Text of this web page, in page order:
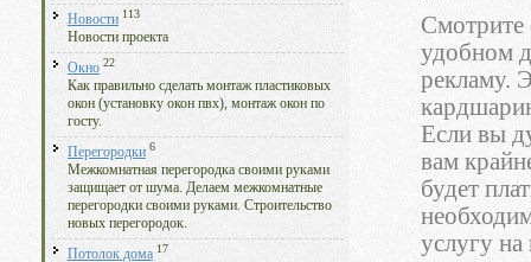
Новости 113
Новости проекта
Окно 22
Как правильно сделать монтаж пластиковых
окон (установку окон пвх), монтаж окон по
госту.
Перегородки 6
Межкомнатная перегородка своими руками
защищает от шума. Делаем межкомнатные
перегородки своими руками. Строительство
новых перегородок.
Потолок дома 17
удобном
рекламу.
Если вы
вам
будет
услугу на